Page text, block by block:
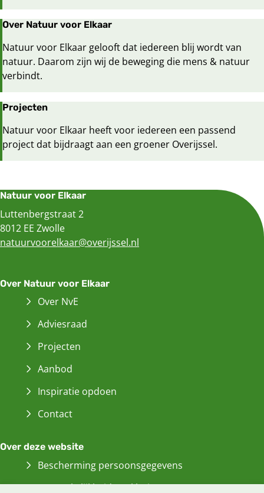
Over Natuur voor Elkaar
Natuur voor Elkaar gelooft dat iedereen blij wordt van
natuur. Daarom zijn wij de beweging die mens & natuur
verbindt.
Projecten
Natuur voor Elkaar heeft voor iedereen een passend
project dat bijdraagt aan een groener Overijssel.
Natuur voor Elkaar
Luttenbergstraat 2
8012 EE Zwolle
natuurvoorelkaar@overijssel.nl
Over Natuur voor Elkaar
Over NvE
Adviesraad
Projecten
Aanbod
Inspiratie opdoen
Contact
Over deze website
Bescherming persoonsgegevens
Toegankelijkheidsverklaring